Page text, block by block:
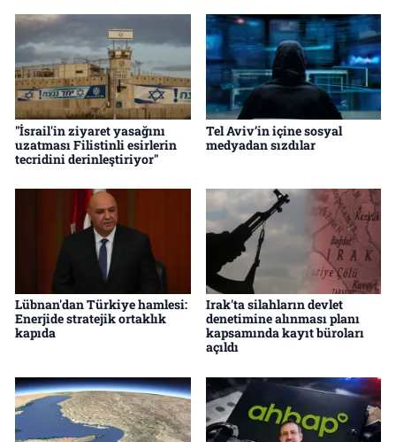
"İsrail'in ziyaret yasağını
uzatması Filistinli esirlerin
tecridini derinleştiriyor"
Tel Aviv’in içine sosyal
medyadan sızdılar
Lübnan'dan Türkiye hamlesi:
Enerjide stratejik ortaklık
kapıda
Irak'ta silahların devlet
denetimine alınması planı
kapsamında kayıt büroları
açıldı